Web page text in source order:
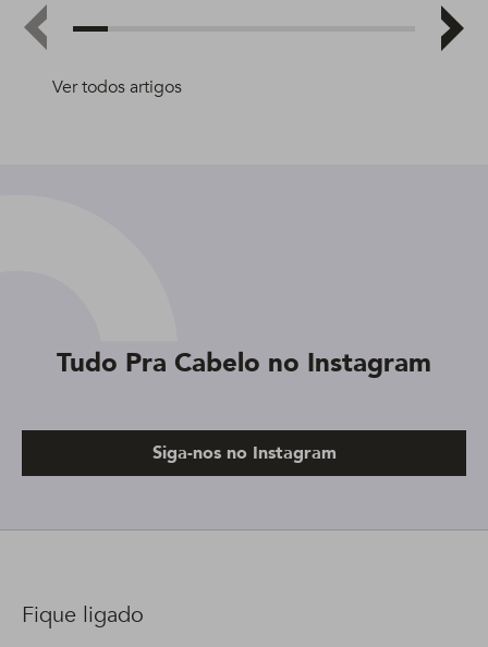
Ver todos artigos
Tudo Pra Cabelo no Instagram
Siga-nos no Instagram
Fique ligado